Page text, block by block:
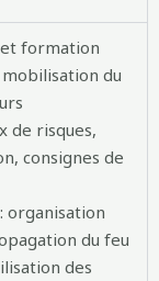
et formation
du
de risques,
consignes de
organisation
du feu
des